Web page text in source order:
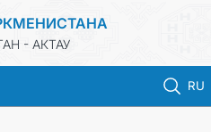
- АКТАУ
RU